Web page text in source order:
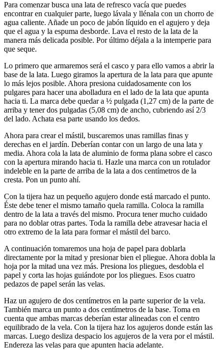
Para comenzar busca una lata de refresco vacía que puedes
encontrar en cualquier parte, luego lávala y llénala con un chorro de
agua caliente. Añade un poco de jabón líquido en el agujero y deja
que el agua y la espuma desborde. Lava el resto de la lata de la
manera más delicada posible. Por último déjala a la intemperie para
que seque.
Lo primero que armaremos será el casco y para ello vamos a abrir la
base de la lata. Luego giramos la apertura de la lata para que apunte
lo más lejos posible. Ahora presiona cuidadosamente con los
pulgares para hacer una abolladura en el lado de la lata que apunta
hacia ti. La marca debe quedar a ½ pulgada (1,27 cm) de la parte de
arriba y tener dos pulgadas (5,08 cm) de ancho, cubriendo así 2/3
del lado. Achata esa parte usando los dedos.
Ahora para crear el mástil, buscaremos unas ramillas finas y
derechas en el jardín. Deberían contar con un largo de una lata y
media. Ahora cola la lata de aluminio de forma plana sobre el casco
con la apertura mirando hacia ti. Hazle una marca con un rotulador
indeleble en la parte de arriba de la lata a dos centímetros de la
cresta. Pon un punto ahí.
Con la tijera haz un pequeño agujero donde está marcado el punto.
Éste debe tener el mismo tamaño quela ramilla. Coloca la ramilla
dentro de la lata a través del mismo. Procura tener mucho cuidado
para no doblar otras partes. Toda la ramilla debe atravesar hacia el
otro extremo de la lata para formar el mástil del barco.
A continuación tomaremos una hoja de papel para doblarla
directamente por la mitad y presionar bien el pliegue. Ahora dobla la
hoja por la mitad una vez más. Presiona los pliegues, desdobla el
papel y corta las hojas guiándote por los pliegues. Esos cuatro
pedazos de papel serán las velas.
Haz un agujero de dos centímetros en la parte superior de la vela.
También marca un punto a dos centímetros de la base. Toma en
cuenta que ambas marcas deberían estar alineadas con el centro
equilibrado de la vela. Con la tijera haz los agujeros donde están las
marcas. Luego desliza despacio los agujeros de la vera por el mástil.
Endereza las velas para que apunten hacia adelante.